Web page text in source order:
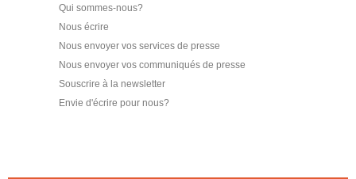
Qui sommes-nous?
Nous écrire
Nous envoyer vos services de presse
Nous envoyer vos communiqués de presse
Souscrire à la newsletter
Envie d'écrire pour nous?